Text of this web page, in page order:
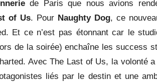
de Paris que nous avions
of Us. Pour Naughty Dog, ce
Et ce n’est pas étonnant car le
de la soirée) enchaîne les success
Avec The Last of Us, la volonté
liés par le destin et une